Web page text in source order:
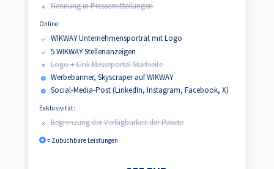
Nennung in Pressemitteilungen
Online:
WIKWAY Unternehmensporträt mit Logo
5 WIKWAY Stellenanzeigen
Logo + Link Messeportal Startseite
Werbebanner, Skyscraper auf WIKWAY
Social-Media-Post (LinkedIn, Instagram, Facebook, X)
Exklusivität:
Begrenzung der Verfügbarkeit der Pakete
= Zubuchbare Leistungen